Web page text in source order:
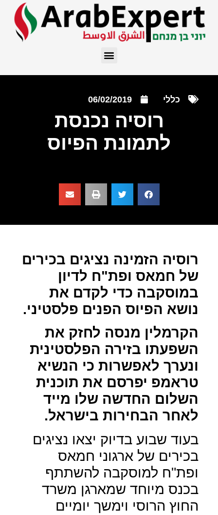
כללי 06/02/2019
רוסיה נכנסת
לתמונת הפיוס
רוסיה הזמינה נציגים בכירים
של חמאס ופת"ח לדיון
במוסקבה כדי לקדם את
נושא הפיוס הפנים פלסטיני.
הקרמלין מנסה לחזק את
השפעתו בזירה הפלסטינית
ונערך לאפשרות כי הנשיא
טראמפ יפרסם את תוכנית
השלום החדשה שלו מייד
לאחר הבחירות בישראל.
בעוד שבוע בדיוק יצאו נציגים
בכירים של ארגוני חמאס
ופת"ח למוסקבה להשתתף
בכנס מיוחד שמארגן משרד
החוץ הרוסי וימשך יומיים